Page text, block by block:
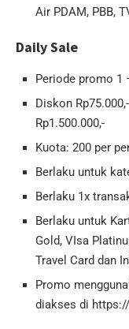
Air PDAM, PBB,
Daily Sale
Periode promo 1
Diskon
Rp1.500.000,-
Kuota: 200 per
Berlaku untuk
Berlaku 1x
Berlaku untuk
Gold, VIsa
Travel Card dan
Promo
diakses di